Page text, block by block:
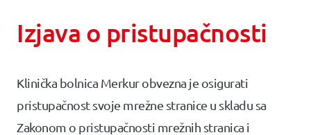
Izjava o pristupačnosti
Klinička bolnica Merkur obvezna je osigurati
pristupačnost svoje mrežne stranice u skladu sa
Zakonom o pristupačnosti mrežnih stranica i